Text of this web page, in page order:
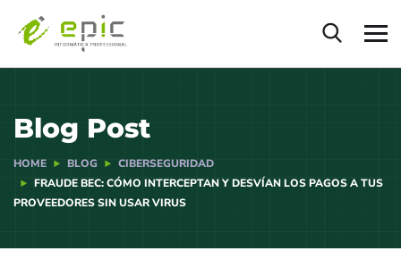
Blog Post
HOME BLOG
CIBERSEGURIDAD
FRAUDE BEC: CÓMO INTERCEPTAN Y DESVÍAN LOS PAGOS A TUS
PROVEEDORES SIN USAR VIRUS